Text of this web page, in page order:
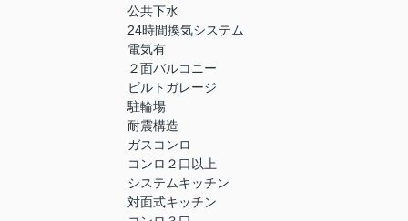
公共下水
24時間換気システム
電気有
２面バルコニー
ビルトガレージ
駐輪場
耐震構造
ガスコンロ
コンロ２口以上
システムキッチン
対面式キッチン